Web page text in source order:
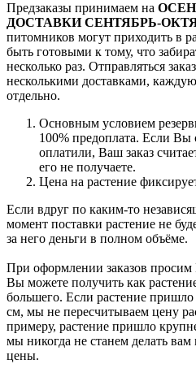
Предзаказы принимаем на
ДОСТАВКИ СЕНТЯБРЬ-
питомников могут приходить в
быть готовыми к тому, что
несколько раз. Отправляться
несколькими доставками,
отдельно.
Основным условием
100% предоплата. Если Вы
оплатили, Ваш заказ
его не получаете.
Цена на растение
Если вдруг по каким-то
момент поставки растение не
за него деньги в полном объёме.
При оформлении заказов просим
Вы можете получить как
большего. Если растение
см, мы не пересчитываем цену
примеру, растение пришло
мы никогда не станем делать
цены.